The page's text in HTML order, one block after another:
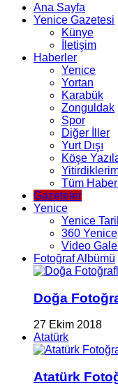
Ana Sayfa
Yenice Gazetesi
Künye
İletişim
Haberler
Yenice
Yortan
Karabük
Zonguldak
Spor
Diğer İller
Yurt Dışı
Köşe
Tüm
Gazeteler
Yenice
Yenice
360 Yenice
Video
Fotoğraf Albümü
Doğa
27 Ekim 2018
Atatürk
Atatürk